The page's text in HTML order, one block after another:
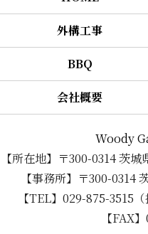
外構工事
BBQ
会社概要
Woody
【所在地】〒300-0314 茨
【事務所】〒300-0314
【TEL】029-875-3515
【FAX